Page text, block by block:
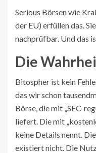
Serious Börsen wie
der EU) erfüllen das.
nachprüfbar. Und das
Die
Bitospher ist kein
das wir schon
Börse, die mit „SEC-
liefert. Die mit
keine Details nennt.
existiert nicht. Die